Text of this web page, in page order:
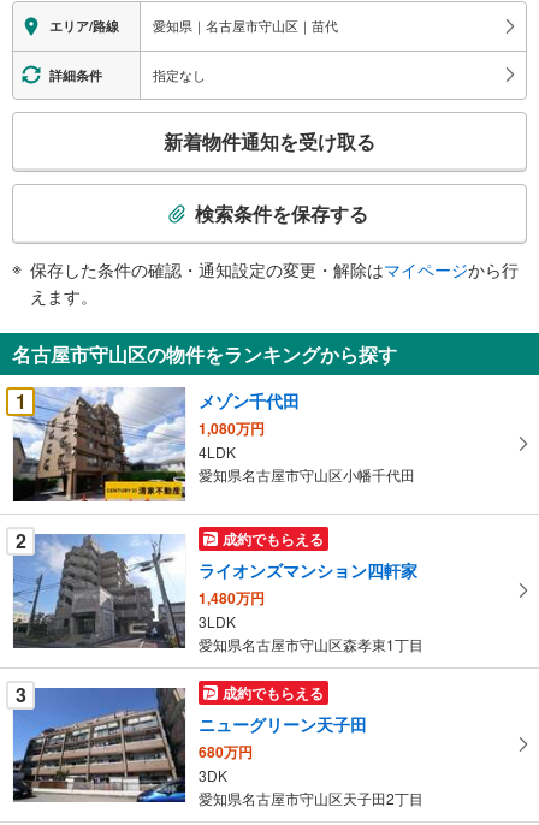
エリア/路線 愛知県｜名古屋市守山区｜苗代
詳細条件 指定なし
検
知
を
受
け
取
る
・
条
件
を
マ
イ
ペ
ー
ジ
保
存
新着物件通知を受け取る
検索条件を保存する
保存した条件の確認・通知設定の変更・解除はマイページから行
えます。
名古屋市守山区の物件をランキングから探す
1
メゾン千代田
1,080万円
4LDK
愛知県名古屋市守山区小幡千代田
2 成約でもらえる
ライオンズマンション四軒家
1,480万円
3LDK
愛知県名古屋市守山区森孝東1丁目
3 成約でもらえる
ニューグリーン天子田
680万円
3DK
愛知県名古屋市守山区天子田2丁目